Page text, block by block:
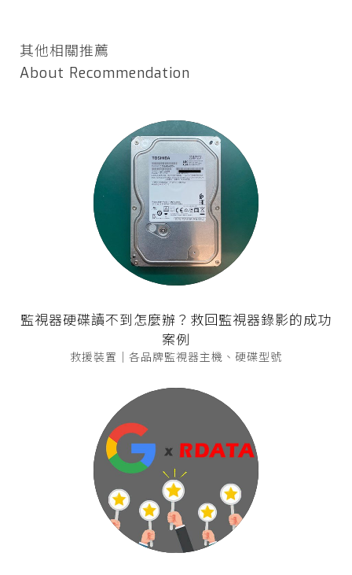
其他相關推薦
About Recommendation
監視器硬碟讀不到怎麼辦？救回監視器錄影的成功
案例
救援裝置｜各品牌監視器主機、硬碟型號